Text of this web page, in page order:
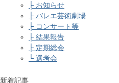
├ お知らせ
├ バレエ芸術劇場
├ コンサート等
├ 結果報告
├ 定期総会
└ 選考会
新着記事